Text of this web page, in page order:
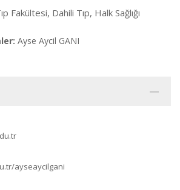
Fakültesi, Dahili Tıp, Halk Sağlığı
Ayse Aycil GANI
ayseaycilgani